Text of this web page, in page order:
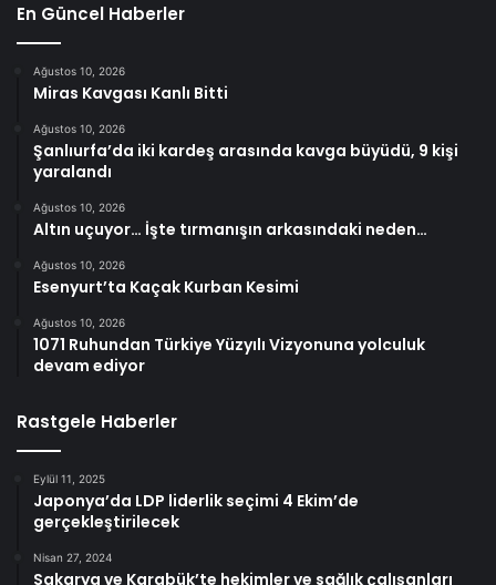
En Güncel Haberler
Ağustos 10, 2026
Miras Kavgası Kanlı Bitti
Ağustos 10, 2026
Şanlıurfa’da iki kardeş arasında kavga büyüdü, 9 kişi
yaralandı
Ağustos 10, 2026
Altın uçuyor… İşte tırmanışın arkasındaki neden…
Ağustos 10, 2026
Esenyurt’ta Kaçak Kurban Kesimi
Ağustos 10, 2026
1071 Ruhundan Türkiye Yüzyılı Vizyonuna yolculuk
devam ediyor
Rastgele Haberler
Eylül 11, 2025
Japonya’da LDP liderlik seçimi 4 Ekim’de
gerçekleştirilecek
Nisan 27, 2024
Sakarya ve Karabük’te hekimler ve sağlık çalışanları